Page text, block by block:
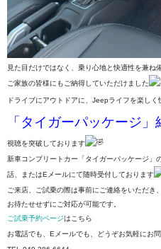
見た目だけではなく、乗り心地と快適性を兼ね
ご家族の皆様にもご納得していただけました
ドライブにアウトドアに、Jeepライフを楽し
「タイガーパッケージ
視聴を突破しております
新車コンプリートカー「タイガーパッケージ」
話、またはEメールにて随時受付しております
ご来店、ご試乗の際は事前にご連絡をいただき
お待たせせずにご対応が可能です。
ご試乗予約ページはこちら
お電話でも、Eメールでも、どうぞお気軽にお